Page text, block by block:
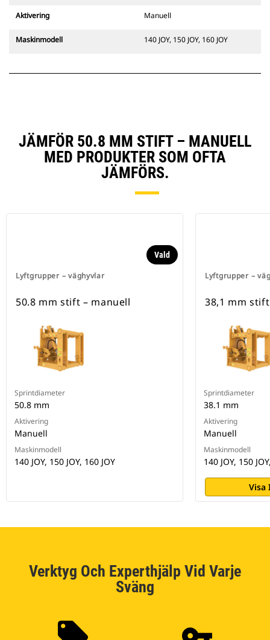
Aktivering Manuell
Maskinmodell 140 JOY, 150 JOY, 160 JOY
JÄMFÖR 50.8 MM STIFT – MANUELL
MED PRODUKTER SOM OFTA
JÄMFÖRS.
Lyftgrupper – väghyvlar
Vald
50.8 mm stift – manuell
Sprintdiameter
50.8 mm
Aktivering
Manuell
Maskinmodell
140 JOY, 150 JOY, 160 JOY
Lyftgrupper –
38,1 mm
Sprintdiameter
38.1 mm
Aktivering
Manuell
Maskinmodell
140 JOY, 150
Visa
Verktyg Och Experthjälp Vid Varje
Sväng